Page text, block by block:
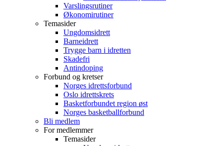
Varslingsrutiner
Økonomirutiner
Temasider
Ungdomsidrett
Barneidrett
Trygge barn i idretten
Skadefri
Antindoping
Forbund og kretser
Norges idrettsforbund
Oslo idrettskrets
Basketforbundet region øst
Norges basketballforbund
Bli medlem
For medlemmer
Temasider